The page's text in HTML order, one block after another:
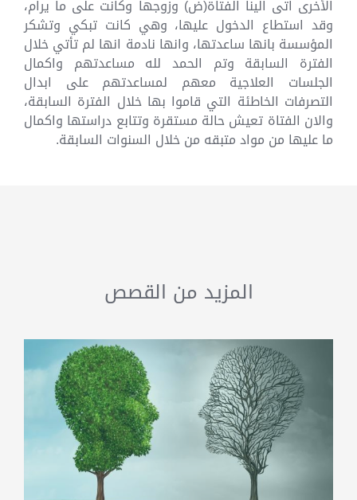
الأخرى اتى الينا الفتاة(ض) وزوجها وكانت على ما يرام،
وقد استطاع الدخول عليها، وهي كانت تبكي وتشكر
المؤسسة بانها ساعدتها، وانها نادمة انها لم تأتي خلال
الفترة السابقة وتم الحمد لله مساعدتهم واكمال
الجلسات العلاجية معهم لمساعدتهم على ابدال
التصرفات الخاطئة التي قاموا بها خلال الفترة السابقة،
والان الفتاة تعيش حالة مستقرة وتتابع دراستها واكمال
ما عليها من مواد متبقه من خلال السنوات السابقة.
المزيد من القصص